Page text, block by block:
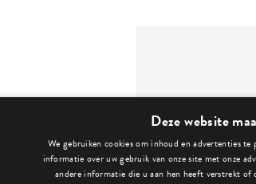
Deze website
We gebruiken cookies om inhoud en advertenties te
informatie over uw gebruik van onze site met onze
andere informatie die u aan hen heeft verstrekt